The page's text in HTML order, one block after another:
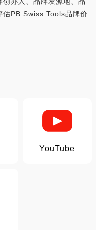
估PB Swiss Tools品牌价
YouTube